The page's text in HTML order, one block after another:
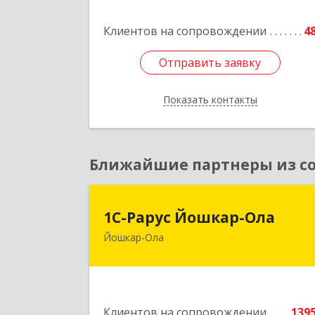
Клиентов на сопровождении
Отправить заявку
Показать контакты
Отправить заявку
Назад
Ближайшие партнеры из
1С-Рарус Йошкар-Ола
Йошкар-Ола
1С-Рарус Йошкар-Ола
424004, Марий Эл Респ, Йошкар-Ола г,